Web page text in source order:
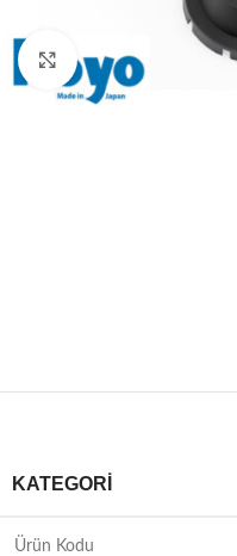
Büyütmek için tıklayın
KATEGORI
Ürün Kodu